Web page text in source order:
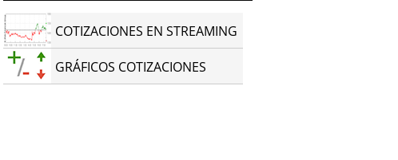
COTIZACIONES EN STREAMING
GRÁFICOS COTIZACIONES